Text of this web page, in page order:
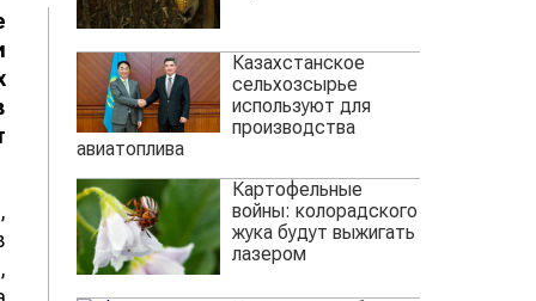
Казахстанское
сельхозсырье
используют для
производства
авиатоплива
Картофельные
войны: колорадского
жука будут выжигать
лазером